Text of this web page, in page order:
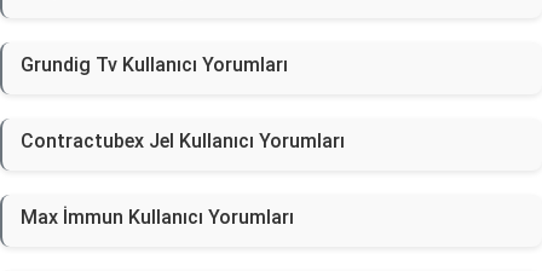
Grundig Tv Kullanıcı Yorumları
Contractubex Jel Kullanıcı Yorumları
Max İmmun Kullanıcı Yorumları